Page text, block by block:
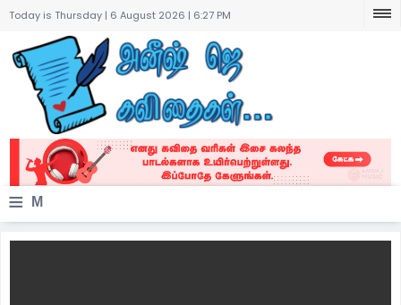
Today is Thursday | 6 August 2026 | 6:27 PM
≡ M